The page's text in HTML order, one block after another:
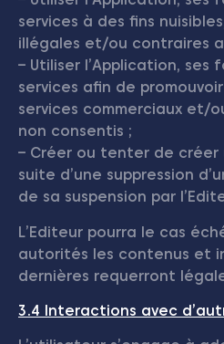
services à des fins
illégales et/ou contraires
– Utiliser l’Application,
services afin de
services commerciaux et/
non consentis ;
– Créer ou tenter de
suite d’une suppression
de sa suspension par
L’Editeur pourra le cas
autorités les contenus et
dernières requerront
3.4 Interactions avec